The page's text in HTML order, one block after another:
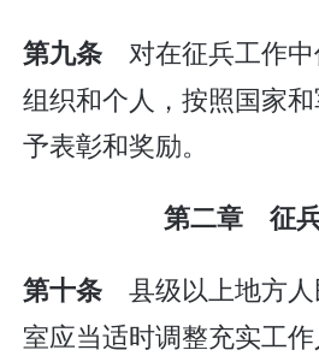
第九条 对在征兵工作
组织和个人，按照国家
予表彰和奖励。
第二章 征
第十条 县级以上地方
室应当适时调整充实工